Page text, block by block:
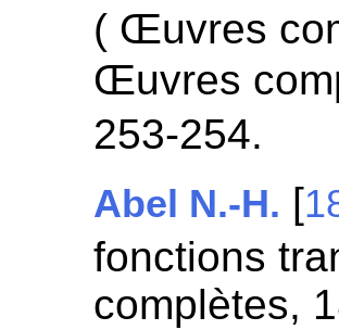
( Œuvres
Œuvres
253-254.
Abel N.-H. [
fonctions
complètes,